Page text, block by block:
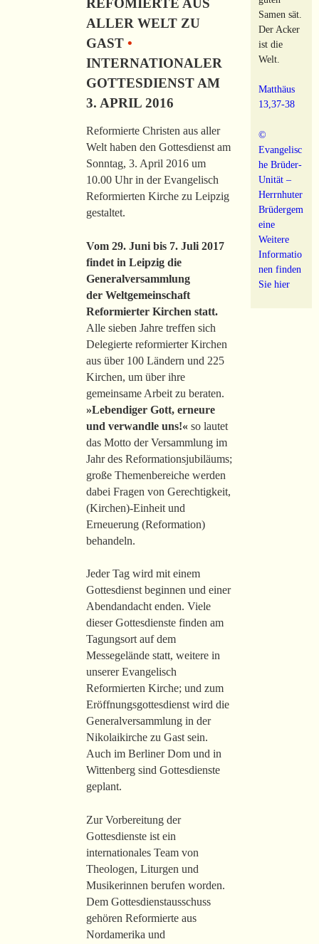
ALLER WELT ZU
GAST •
INTERNATIONALER
GOTTESDIENST AM
3. APRIL 2016
Reformierte Christen aus aller
Welt haben den Gottesdienst am
Sonntag, 3. April 2016 um
10.00 Uhr in der Evangelisch
Reformierten Kirche zu Leipzig
gestaltet.
Vom 29. Juni bis 7. Juli 2017
findet in Leipzig die
Generalversammlung
der Weltgemeinschaft
Reformierter Kirchen statt.
Alle sieben Jahre treffen sich
Delegierte reformierter Kirchen
aus über 100 Ländern und 225
Kirchen, um über ihre
gemeinsame Arbeit zu beraten.
»Lebendiger Gott, erneure
und verwandle uns!« so lautet
das Motto der Versammlung im
Jahr des Reformationsjubiläums;
große Themenbereiche werden
dabei Fragen von Gerechtigkeit,
(Kirchen)-Einheit und
Erneuerung (Reformation)
behandeln.
Jeder Tag wird mit einem
Gottesdienst beginnen und einer
Abendandacht enden. Viele
dieser Gottesdienste finden am
Tagungsort auf dem
Messegelände statt, weitere in
unserer Evangelisch
Reformierten Kirche; und zum
Eröffnungsgottesdienst wird die
Generalversammlung in der
Nikolaikirche zu Gast sein.
Auch im Berliner Dom und in
Wittenberg sind Gottesdienste
geplant.
Zur Vorbereitung der
Gottesdienste ist ein
internationales Team von
Theologen, Liturgen und
Musikerinnen berufen worden.
Dem Gottesdienstausschuss
gehören Reformierte aus
Nordamerika und
Samen sät.
Der Acker
ist die
Welt.
Matthäus
13,37-38
©
Evangelisc
he Brüder-
Unität –
Herrnhuter
Brüdergem
eine
Weitere
Informatio
nen finden
Sie hier